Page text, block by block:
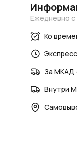
Ежедневно
Ко
За МКАД
Внутри